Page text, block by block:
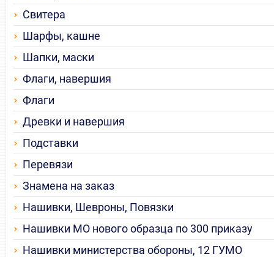
Свитера
Шарфы, кашне
Шапки, маски
Флаги, навершия
Флаги
Древки и навершия
Подставки
Перевязи
Знамена на заказ
Нашивки, Шевроны, Повязки
Нашивки МО нового образца по 300 приказу
Нашивки министерства обороны, 12 ГУМО